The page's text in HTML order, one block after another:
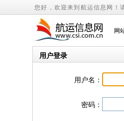
您好，欢迎来到航运信息网！
网
用户登录
用户名：
密码：